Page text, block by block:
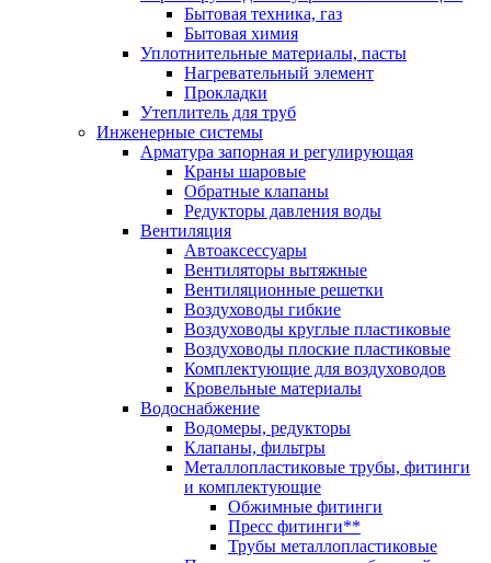
Бытовая техника, газ
Бытовая химия
Уплотнительные материалы, пасты
Нагревательный элемент
Прокладки
Утеплитель для труб
Инженерные системы
Арматура запорная и регулирующая
Краны шаровые
Обратные клапаны
Редукторы давления воды
Вентиляция
Автоаксессуары
Вентиляторы вытяжные
Вентиляционные решетки
Воздуховоды гибкие
Воздуховоды круглые пластиковые
Воздуховоды плоские пластиковые
Комплектующие для воздуховодов
Кровельные материалы
Водоснабжение
Водомеры, редукторы
Клапаны, фильтры
Металлопластиковые трубы, фитинги
и комплектующие
Обжимные фитинги
Пресс фитинги**
Трубы металлопластиковые